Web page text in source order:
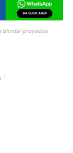
blindar proyectos